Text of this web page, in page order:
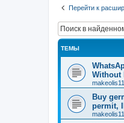
Перейти к
ТЕМЫ
Without
makeolis11
Buy
permit,
makeolis11